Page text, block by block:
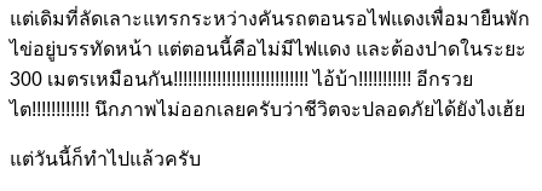
แต่เดิมที่ลัดเลาะแทรกระหว่างคันรถตอนรอไฟแดงเพื่อมายืนพัก
ไข่อยู่บรรทัดหน้า แต่ตอนนี้คือไม่มีไฟแดง และต้องปาดในระยะ
300 เมตรเหมือนกัน!!!!!!!!!!!!!!!!!!!!!!!!!!!! ไอ้บ้า!!!!!!!!!!! อีกรวย
ไต!!!!!!!!!!!! นึกภาพไม่ออกเลยครับว่าชีวิตจะปลอดภัยได้ยังไงเฮ้ย
แต่วันนี้ก็ทำไปแล้วครับ